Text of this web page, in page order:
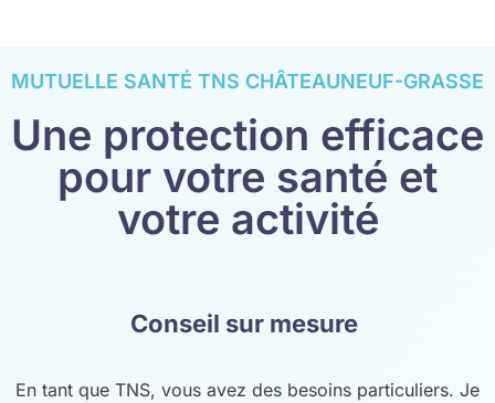
MUTUELLE SANTÉ TNS CHÂTEAUNEUF-GRASSE
Une protection efficace
pour votre santé et
votre activité
Conseil sur mesure
En tant que TNS, vous avez des besoins particuliers. Je